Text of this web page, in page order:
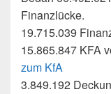
Finanzlücke.
19.715.039
15.865.847 KFA
zum KfA
3.849.192